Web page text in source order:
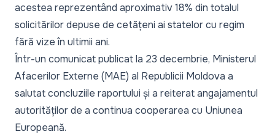
acestea reprezentând aproximativ 18% din totalul
solicitărilor depuse de cetățeni ai statelor cu regim
fără vize în ultimii ani.
Într-un comunicatpublicat la 23 decembrie, Ministerul
Afacerilor Externe (MAE) al Republicii Moldova a
salutat concluziile raportului și a reiterat angajamentul
autorităților de a continua cooperarea cu Uniunea
Europeană.